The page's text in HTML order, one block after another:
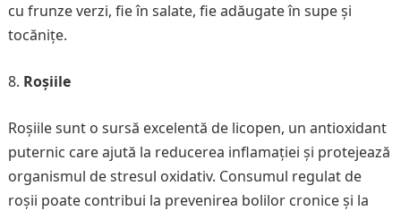
cu frunze verzi, fie în salate, fie adăugate în supe și
tocănițe.
Roșiile
Roșiile sunt o sursă excelentă de licopen, un antioxidant
puternic care ajută la reducerea inflamației și protejează
organismul de stresul oxidativ. Consumul regulat de
roșii poate contribui la prevenirea bolilor cronice și la